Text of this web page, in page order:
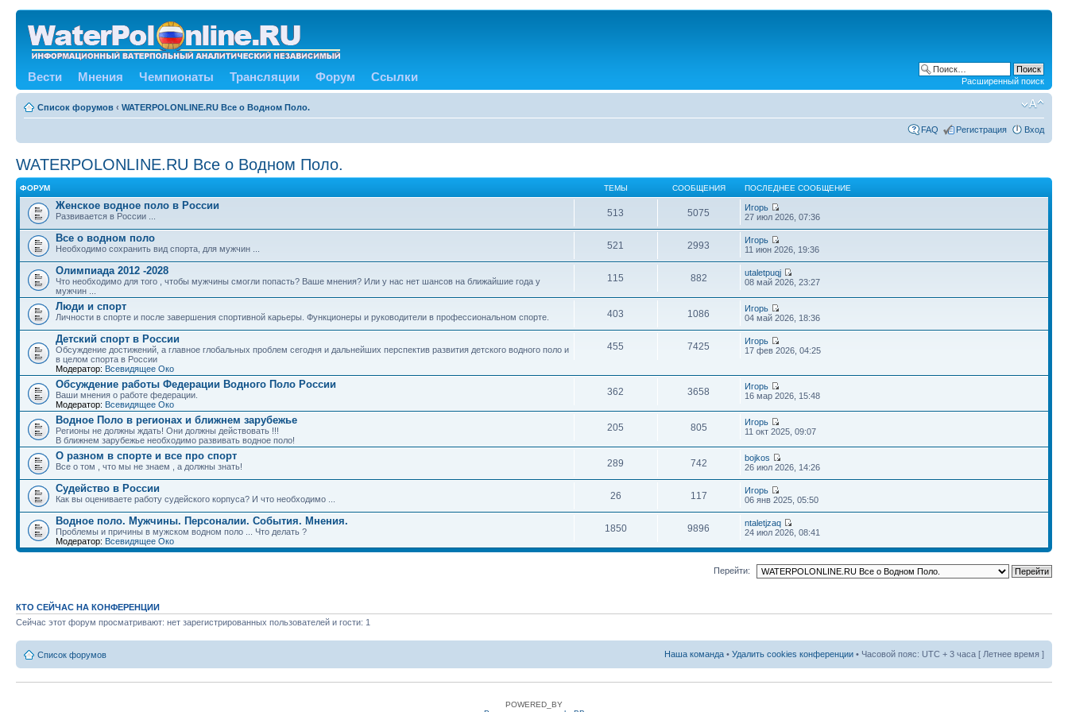
Вести Мнения Чемпионаты Трансляции Форум Ссылки Расширенный поиск
Список форумов ‹ WATERPOLONLINE.RU Все о Водном Поло.
FAQ Регистрация Вход
WATERPOLONLINE.RU Все о Водном Поло.
ФОРУМ ТЕМЫ СООБЩЕНИЯ ПОСЛЕДНЕЕ СООБЩЕНИЕ
Женское водное поло в России
Развивается в России ... 513 5075
Игорь
27 июл 2026, 07:36
Все о водном поло
Необходимо сохранить вид спорта, для мужчин ... 521 2993
Игорь
11 июн 2026, 19:36
Олимпиада 2012 -2028
Что необходимо для того , чтобы мужчины смогли попасть? Ваше мнения? Или у нас нет шансов на ближайшие года у
мужчин ...
115 882
utaletpuqj
08 май 2026, 23:27
Люди и спорт
Личности в спорте и после завершения спортивной карьеры. Функционеры и руководители в профессиональном спорте. 403 1086
Игорь
04 май 2026, 18:36
Детский спорт в России
Обсуждение достижений, а главное глобальных проблем сегодня и дальнейших перспектив развития детского водного поло и
в целом спорта в России
Модератор: Всевидящее Око
455 7425
Игорь
17 фев 2026, 04:25
Обсуждение работы Федерации Водного Поло России
Ваши мнения о работе федерации.
Модератор: Всевидящее Око
362 3658
Игорь
16 мар 2026, 15:48
Водное Поло в регионах и ближнем зарубежье
Регионы не должны ждать! Они должны действовать !!!
В ближнем зарубежье необходимо развивать водное поло!
205 805
Игорь
11 окт 2025, 09:07
О разном в спорте и все про спорт
Все о том , что мы не знаем , а должны знать! 289 742
bojkos
26 июл 2026, 14:26
Судейство в России
Как вы оцениваете работу судейского корпуса? И что необходимо ... 26 117
Игорь
06 янв 2025, 05:50
Водное поло. Мужчины. Персоналии. События. Мнения.
Проблемы и причины в мужском водном поло ... Что делать ?
Модератор: Всевидящее Око
1850 9896
ntaletjzaq
24 июл 2026, 08:41
Перейти:
КТО СЕЙЧАС НА КОНФЕРЕНЦИИ
Сейчас этот форум просматривают: нет зарегистрированных пользователей и гости: 1
Список форумов Наша команда • Удалить cookies конференции • Часовой пояс: UTC + 3 часа [ Летнее время ]
POWERED_BY